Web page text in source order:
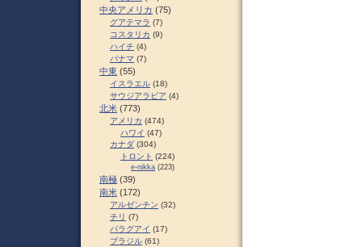
中央アメリカ (75)
グアテマラ (7)
コスタリカ (9)
ハイチ (4)
パナマ (7)
中東 (55)
イスラエル (18)
サウジアラビア (4)
北米 (773)
アメリカ (474)
ハワイ (47)
カナダ (304)
トロント (224)
e-nikka (223)
南極 (39)
南米 (172)
アルゼンチン (32)
チリ (7)
パラグアイ (17)
ブラジル (61)